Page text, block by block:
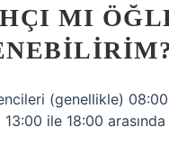
MI
(genellikle)
ile 18:00 arasında